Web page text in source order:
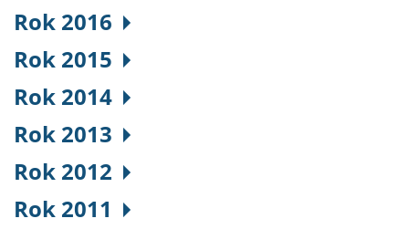
Rok 2016
Rok 2015
Rok 2014
Rok 2013
Rok 2012
Rok 2011